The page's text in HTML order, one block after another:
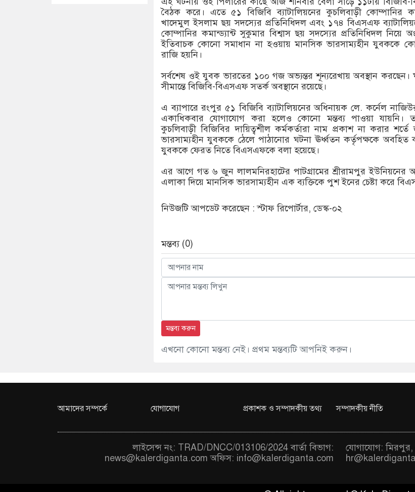
বৈঠক করে। এতে ৫১ বিজিবি ব্যাটালিয়নের কুচলিবাড়ী কোম্পানির
খাদেমুল ইসলাম ছয় সদস্যের প্রতিনিধিদল এবং ১৭৪ বিএসএফ
কোম্পানির কমান্ড্যান্ট সুকুমার বিশ্বাস ছয় সদস্যের প্রতিনিধিদল নিয়ে
ইতিবাচক কোনো সমাধান না হওয়ায় মানসিক ভারসাম্যহীন যুবককে
রাজি হয়নি।
সর্বশেষ ওই যুবক ভারতের ১০০ গজ অভ্যন্তর শূন্যরেখায় অবস্থান করছেন।
সীমান্তে বিজিবি-বিএসএফ সতর্ক অবস্থানে রয়েছে।
এ ব্যাপারে রংপুর ৫১ বিজিবি ব্যাটালিয়নের অধিনায়ক লে. কর্নেল
একাধিকবার যোগাযোগ করা হলেও কোনো মন্তব্য পাওয়া যায়নি।
কুচলিবাড়ী বিজিবির দায়িত্বশীল কর্মকর্তারা নাম প্রকাশ না করার
ভারসাম্যহীন যুবককে ঠেলে পাঠানোর ঘটনা ঊর্ধ্বতন কর্তৃপক্ষকে অবহিত
যুবককে ফেরত নিতে বিএসএফকে বলা হয়েছে।
এর আগে গত ৬ জুন লালমনিরহাটের পাটগ্রামের শ্রীরামপুর ইউনিয়নের
এলাকা দিয়ে মানসিক ভারসাম্যহীন এক ব্যক্তিকে পুশ ইনের চেষ্টা করে
নিউজটি আপডেট করেছেন : স্টাফ রিপোর্টার, ডেস্ক-০২
মন্তব্য (0)
মন্তব্য করুন
এখনো কোনো মন্তব্য নেই। প্রথম মন্তব্যটি আপনিই করুন।
আমাদের সম্পর্কে যোগাযোগ প্রকাশক ও সম্পাদকীয় তথ্য সম্পাদকীয় নীতি
লাইসেন্স নং: TRAD/DNCC/013106/2024 বার্তা বিভাগ:
news@kalerdiganta.com অফিস: info@kalerdiganta.com
যোগাযোগ: মিরপুর,